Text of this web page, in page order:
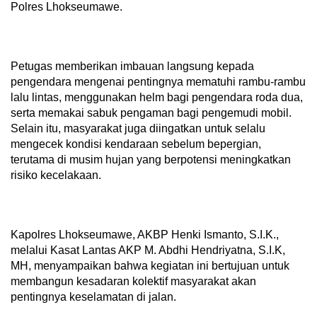
Polres Lhokseumawe.
Petugas memberikan imbauan langsung kepada
pengendara mengenai pentingnya mematuhi rambu-rambu
lalu lintas, menggunakan helm bagi pengendara roda dua,
serta memakai sabuk pengaman bagi pengemudi mobil.
Selain itu, masyarakat juga diingatkan untuk selalu
mengecek kondisi kendaraan sebelum bepergian,
terutama di musim hujan yang berpotensi meningkatkan
risiko kecelakaan.
Kapolres Lhokseumawe, AKBP Henki Ismanto, S.I.K.,
melalui Kasat Lantas AKP M. Abdhi Hendriyatna, S.I.K,
MH, menyampaikan bahwa kegiatan ini bertujuan untuk
membangun kesadaran kolektif masyarakat akan
pentingnya keselamatan di jalan.